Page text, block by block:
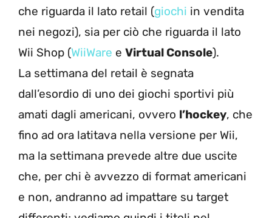
che riguarda il lato retail (giochi in vendita
nei negozi), sia per ciò che riguarda il lato
Wii Shop (WiiWare e Virtual Console).
La settimana del retail è segnata
dall’esordio di uno dei giochi sportivi più
amati dagli americani, ovvero l’hockey, che
fino ad ora latitava nella versione per Wii,
ma la settimana prevede altre due uscite
che, per chi è avvezzo di format americani
e non, andranno ad impattare su target